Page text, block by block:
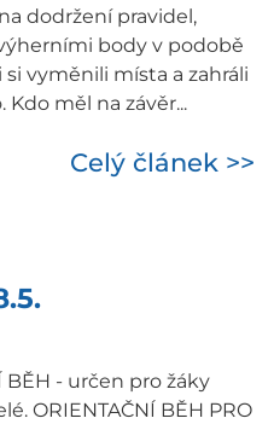
dodržení pravidel,
body v podobě
vyměnili místa a zahráli
měl na závěr...
Celý článek >>
BĚH - určen pro žáky
ORIENTAČNÍ BĚH PRO